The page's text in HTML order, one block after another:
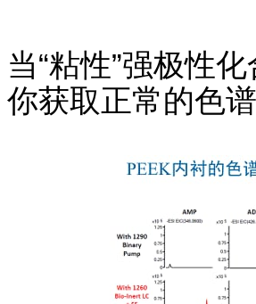
当“粘性”强极性
你获取正常的色谱